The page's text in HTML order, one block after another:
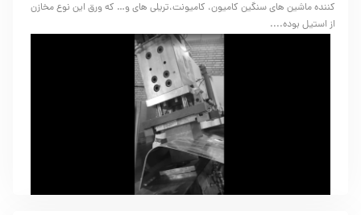
کننده ماشین های سنگین کامیون، کامیونت،تریلی های و… که ورق این نوع مخازن
از استیل بوده....